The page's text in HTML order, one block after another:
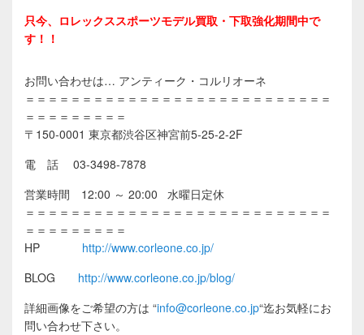
只今、ロレックススポーツモデル買取・下取強化期間中で
す！！
お問い合わせは… アンティーク・コルリオーネ
＝＝＝＝＝＝＝＝＝＝＝＝＝＝＝＝＝＝＝＝＝＝＝＝＝＝＝
＝＝＝＝＝＝＝＝＝
〒150-0001 東京都渋谷区神宮前5-25-2-2F
電 話 03-3498-7878
営業時間 12:00 ～ 20:00 水曜日定休
＝＝＝＝＝＝＝＝＝＝＝＝＝＝＝＝＝＝＝＝＝＝＝＝＝＝＝
＝＝＝＝＝＝＝＝＝
HP
http://www.corleone.co.jp/
BLOG http://www.corleone.co.jp/blog/
詳細画像をご希望の方は “info@corleone.co.jp“迄お気軽にお
問い合わせ下さい。